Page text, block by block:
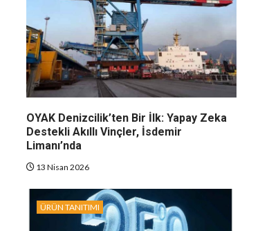
OYAK Denizcilik’ten Bir İlk: Yapay Zeka
Destekli Akıllı Vinçler, İsdemir
Limanı’nda
13 Nisan 2026
ÜRÜN TANITIMI